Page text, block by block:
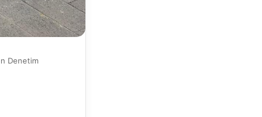
Denetim